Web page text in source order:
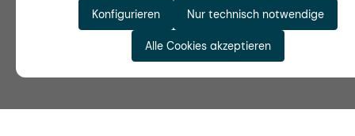
Nur technisch notwendige
Konfigurieren
Alle Cookies akzeptieren